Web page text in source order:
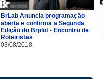
BrLab Anuncia programação
aberta e confirma a Segunda
Edição do Brplot - Encontro de
Roteiristas
03/08/2018